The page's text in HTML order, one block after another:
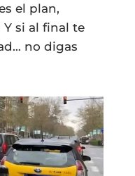
el plan,
si al final te
no digas